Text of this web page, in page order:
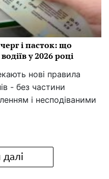
і пасток: що
у 2026 році
нові правила
- без частини
і несподіваними